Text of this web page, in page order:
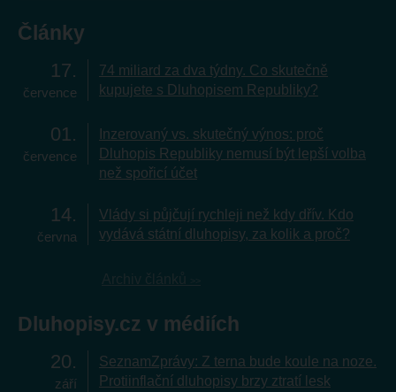
Články
17
července
74 miliard za dva týdny. Co skutečně
kupujete s Dluhopisem Republiky?
01
července
Inzerovaný vs. skutečný výnos: proč
Dluhopis Republiky nemusí být lepší volba
než spořicí účet
14
června
Vlády si půjčují rychleji než kdy dřív. Kdo
vydává státní dluhopisy, za kolik a proč?
Dluhopisy.cz v médiích
20
září
SeznamZprávy: Z terna bude koule na noze.
Protiinflační dluhopisy brzy ztratí lesk